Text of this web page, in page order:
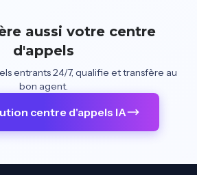
aussi votre centre
d'appels
entrants 24/7, qualifie et transfère au
bon agent.
centre d'appels IA